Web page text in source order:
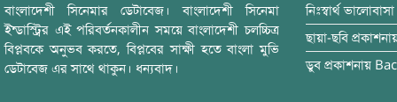
বাংলাদেশী সিনেমার ডেটাবেজ। বাংলাদেশী সিনেমা
ইন্ডাস্ট্রির এই পরিবর্তনকালীন সময়ে বাংলাদেশী চলচ্চিত্র
বিপ্লবকে অনুভব করতে, বিপ্লবের সাক্ষী হতে বাংলা মুভি
ডেটাবেজ এর সাথে থাকুন। ধন্যবাদ।
নিঃস্বার্থ ভালোবাসা
ছায়া-ছবি
ডুব প্রকাশনায়